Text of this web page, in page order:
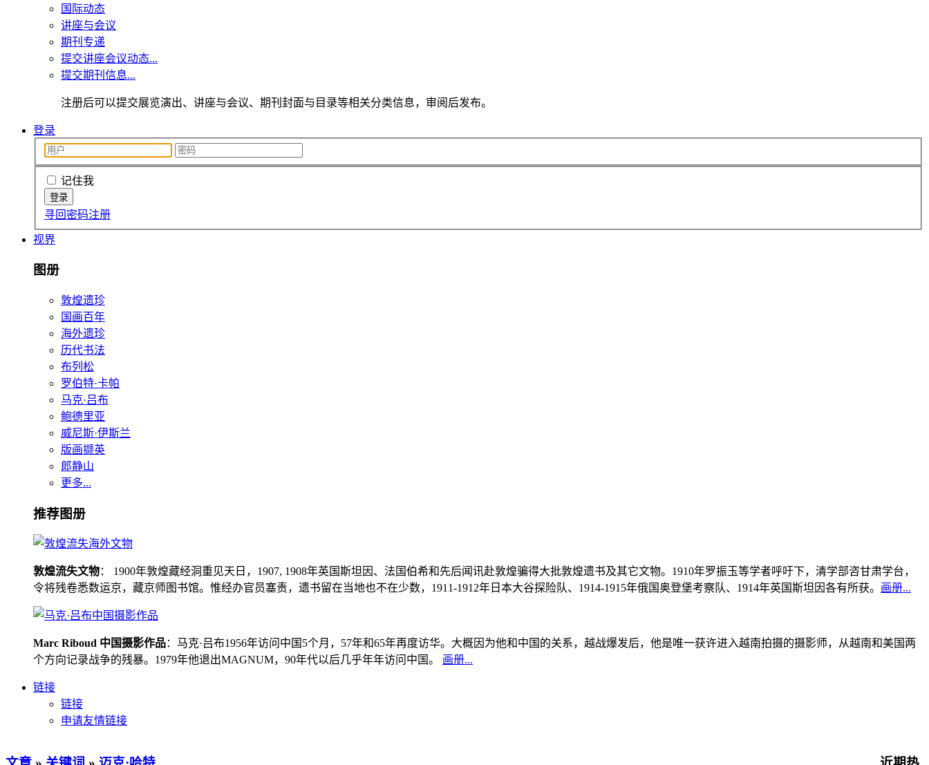
国际动态
讲座与会议
期刊专递
提交讲座会议动态...
提交期刊信息...
注册后可以提交展览演出、讲座与会议、期刊封面与目录等相关分类信息，审阅后发布。
登录
记住我
寻回密码注册
视界
图册
敦煌遗珍
国画百年
海外遗珍
历代书法
布列松
罗伯特·卡帕
马克·吕布
鲍德里亚
威尼斯·伊斯兰
版画撷英
郎静山
更多...
推荐图册
敦煌流失文物： 1900年敦煌藏经洞重见天日，1907, 1908年英国斯坦因、法国伯希和先后闻讯赴敦煌骗得大批敦煌遗书及其它文物。1910年罗振玉等学者呼吁下，清学部咨甘肃学台，
令将残卷悉数运京，藏京师图书馆。惟经办官员塞责，遗书留在当地也不在少数，1911-1912年日本大谷探险队、1914-1915年俄国奥登堡考察队、1914年英国斯坦因各有所获。 画册...
Marc Riboud 中国摄影作品：马克·吕布1956年访问中国5个月，57年和65年再度访华。大概因为他和中国的关系，越战爆发后，他是唯一获许进入越南拍摄的摄影师，从越南和美国两
个方向记录战争的残暴。1979年他退出MAGNUM，90年代以后几乎年年访问中国。 画册...
链接
链接
申请友情链接